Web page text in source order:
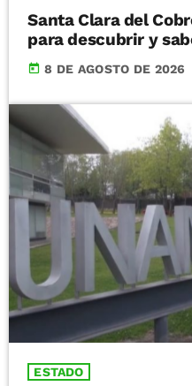
Santa Clara del
para descubrir y
today 8 DE AGOSTO DE 2026
ESTADO